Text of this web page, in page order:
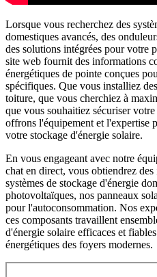
Lorsque vous recherchez des
domestiques avancés, des
des solutions intégrées pour votre
site web fournit des informations
énergétiques de pointe conçues
spécifiques. Que vous installiez
toiture, que vous cherchiez à
que vous souhaitiez sécuriser
offrons l'équipement et l'expertise
votre stockage d'énergie solaire.
En vous engageant avec notre
chat en direct, vous obtiendrez
systèmes de stockage d'énergie
photovoltaïques, nos panneaux
pour l'autoconsommation. Nos
ces composants travaillent
d'énergie solaire efficaces et
énergétiques des foyers modernes.